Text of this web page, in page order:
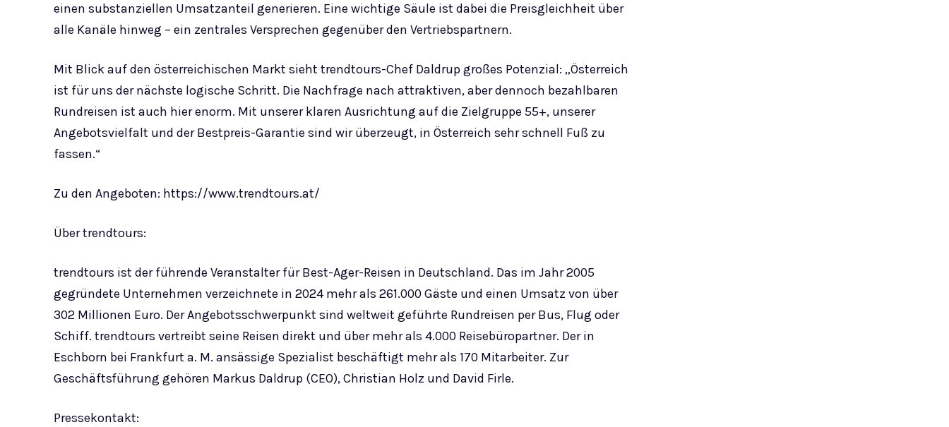
einen substanziellen Umsatzanteil generieren. Eine wichtige Säule ist dabei die Preisgleichheit über
alle Kanäle hinweg – ein zentrales Versprechen gegenüber den Vertriebspartnern.
Mit Blick auf den österreichischen Markt sieht trendtours-Chef Daldrup großes Potenzial: „Österreich
ist für uns der nächste logische Schritt. Die Nachfrage nach attraktiven, aber dennoch bezahlbaren
Rundreisen ist auch hier enorm. Mit unserer klaren Ausrichtung auf die Zielgruppe 55+, unserer
Angebotsvielfalt und der Bestpreis-Garantie sind wir überzeugt, in Österreich sehr schnell Fuß zu
fassen.“
Zu den Angeboten: https://www.trendtours.at/
Über trendtours:
trendtours ist der führende Veranstalter für Best-Ager-Reisen in Deutschland. Das im Jahr 2005
gegründete Unternehmen verzeichnete in 2024 mehr als 261.000 Gäste und einen Umsatz von über
302 Millionen Euro. Der Angebotsschwerpunkt sind weltweit geführte Rundreisen per Bus, Flug oder
Schiff. trendtours vertreibt seine Reisen direkt und über mehr als 4.000 Reisebüropartner. Der in
Eschborn bei Frankfurt a. M. ansässige Spezialist beschäftigt mehr als 170 Mitarbeiter. Zur
Geschäftsführung gehören Markus Daldrup (CEO), Christian Holz und David Firle.
Pressekontakt: